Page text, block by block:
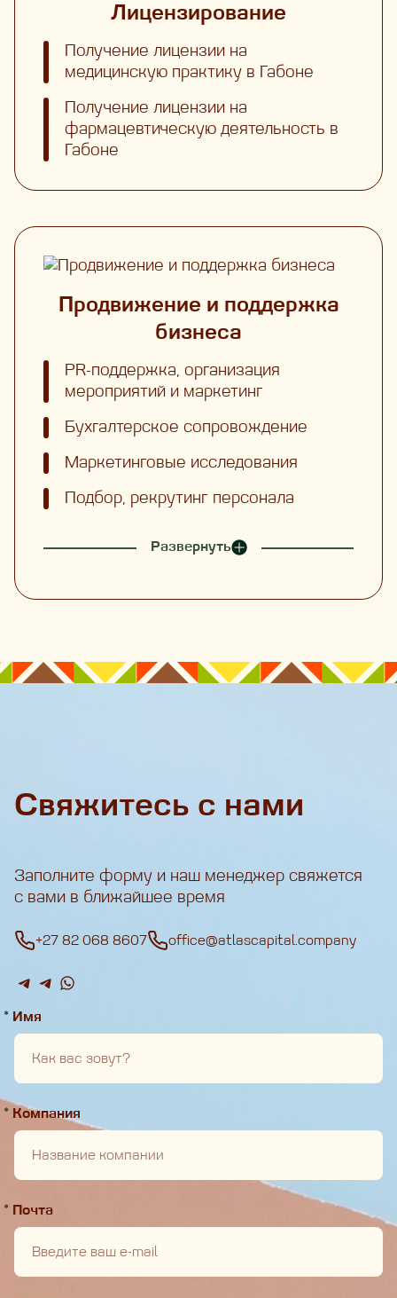
Лицензирование
Получение лицензии на
медицинскую практику в Габоне
Получение лицензии на
фармацевтическую деятельность в
Габоне
Продвижение и поддержка
бизнеса
PR-поддержка, организация
мероприятий и маркетинг
Бухгалтерское сопровождение
Маркетинговые исследования
Подбор, рекрутинг персонала
Развернуть
Свяжитесь с нами
Заполните форму и наш менеджер свяжется
с вами в ближайшее время
+27 82 068 8607 office@atlascapital.company
* Имя
* Компания
* Почта